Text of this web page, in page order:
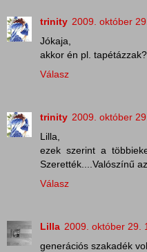
trinity 2009. október
Jókaja,
akkor én pl.
Válasz
trinity 2009. október
Lilla,
ezek szerint a
Szerették....Valószínű
Válasz
Lilla 2009. október 29.
generációs szakadék